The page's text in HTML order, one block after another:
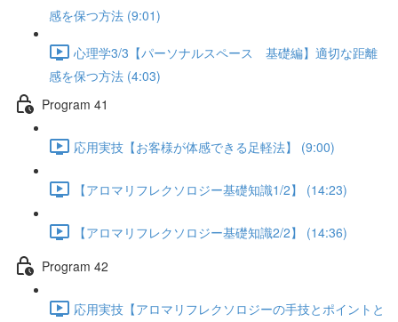
感を保つ方法 (9:01)
心理学3/3【パーソナルスペース 基礎編】適切な距離
感を保つ方法 (4:03)
Program 41
応用実技【お客様が体感できる足軽法】 (9:00)
【アロマリフレクソロジー基礎知識1/2】 (14:23)
【アロマリフレクソロジー基礎知識2/2】 (14:36)
Program 42
応用実技【アロマリフレクソロジーの手技とポイントと